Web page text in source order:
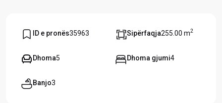
ID e pronës35963 Sipërfaqja255.00 m2
Dhoma5 Dhoma gjumi4
Banjo3